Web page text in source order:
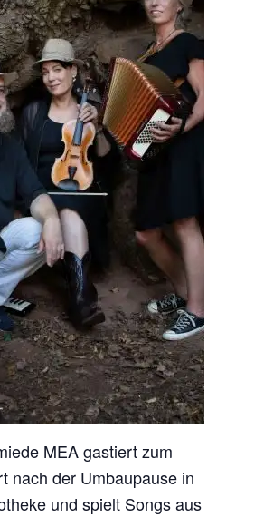
MEA gastiert zum
nach der Umbaupause in
und spielt Songs aus